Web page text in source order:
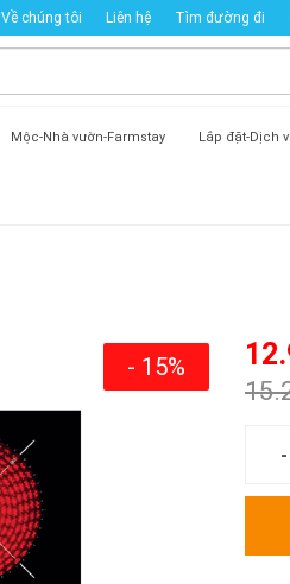
Về chúng tôi Liên hệ Tìm đường đi
Mộc-Nhà vườn-Farmstay Lắp đặt-Dịch
- 15%